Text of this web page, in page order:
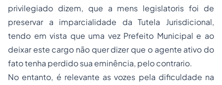
privilegiado dizem, que a mens legislatoris foi de
preservar a imparcialidade da Tutela Jurisdicional,
tendo em vista que uma vez Prefeito Municipal e ao
deixar este cargo não quer dizer que o agente ativo do
fato tenha perdido sua eminência, pelo contrario.
No entanto, é relevante as vozes pela dificuldade na